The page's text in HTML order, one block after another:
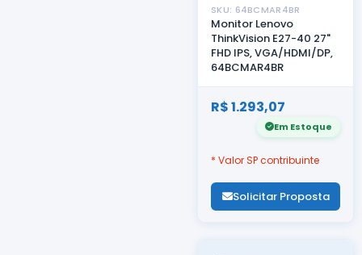
SKU: 64BCMAR4BR
Monitor Lenovo
ThinkVision E27-40 27"
FHD IPS, VGA/HDMI/DP,
64BCMAR4BR
R$ 1.293,07
Em Estoque
* Valor SP contribuinte
Solicitar Proposta